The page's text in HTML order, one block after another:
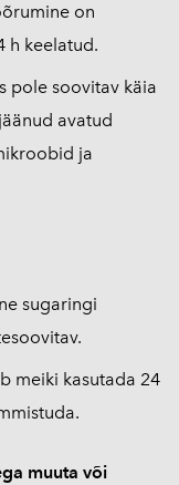
on
h keelatud.
pole soovitav käia
avatud
ja
sugaringi
meiki kasutada 24
muuta või